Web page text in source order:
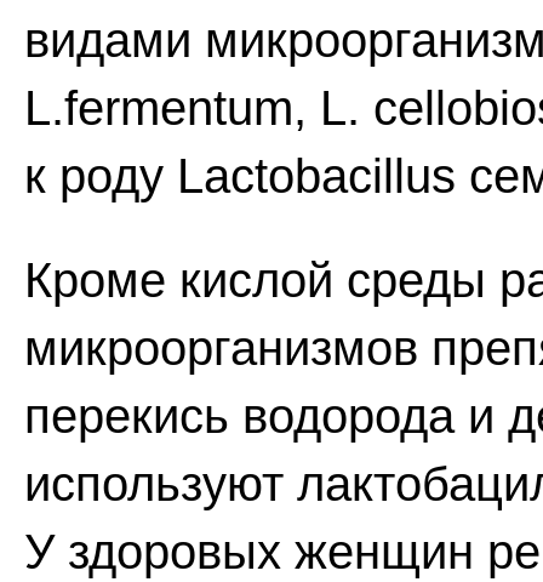
видами
L.fermentum, L.
к роду Lactobacillus
Кроме кислой среды
микроорганизмов
перекись водорода и
используют
У здоровых женщин